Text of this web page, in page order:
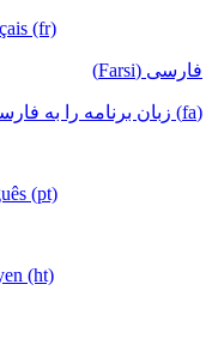
(fr)
فارسی (Farsi)
(fa) زبان برنامه را به فارسی تغییر دهید
(pt)
(ht)